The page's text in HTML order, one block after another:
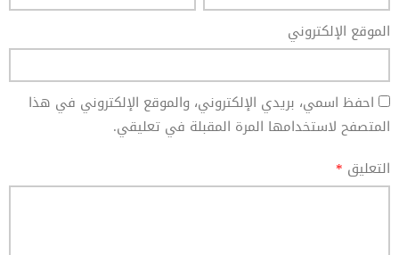
الموقع الإلكتروني
احفظ اسمي، بريدي الإلكتروني، والموقع الإلكتروني في هذا
المتصفح لاستخدامها المرة المقبلة في تعليقي.
التعليق *